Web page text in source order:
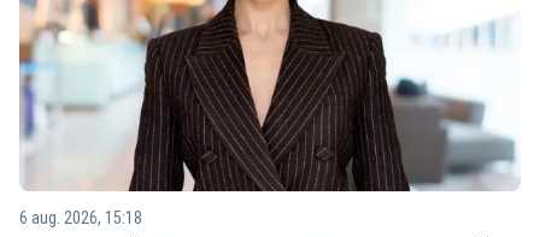
6 aug. 2026, 15:18